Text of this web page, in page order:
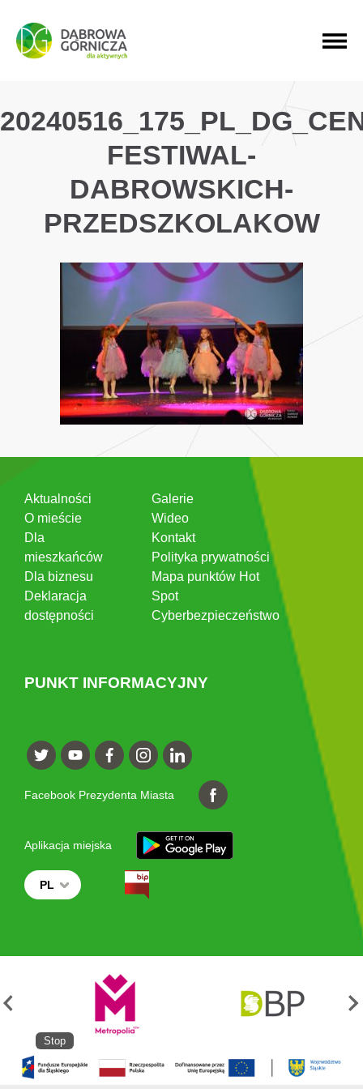
PRZEJDŹ DO MENU GŁÓWNEGO
PRZEJDŹ DO WYSZUKIWARKI
PRZEJDŹ DO TREŚCI
FESTIWAL-
DABROWSKICH-
PRZEDSZKOLAKOW
Aktualności
O mieście
Dla
mieszkańców
Dla biznesu
Deklaracja
dostępności
Galerie
Wideo
Kontakt
Polityka prywatności
Mapa punktów Hot
Spot
Cyberbezpieczeństwo
PUNKT INFORMACYJNY
Facebook Prezydenta Miasta
Aplikacja miejska
PL
Stop